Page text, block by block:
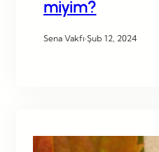
miyim?
Sena Vakfı·Şub 12, 2024